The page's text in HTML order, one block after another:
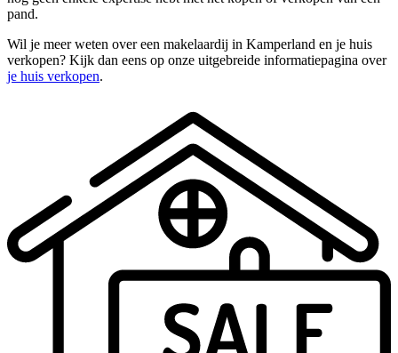
pand.
Wil je meer weten over een makelaardij in Kamperland en je huis
verkopen? Kijk dan eens op onze uitgebreide informatiepagina over
je huis verkopen.